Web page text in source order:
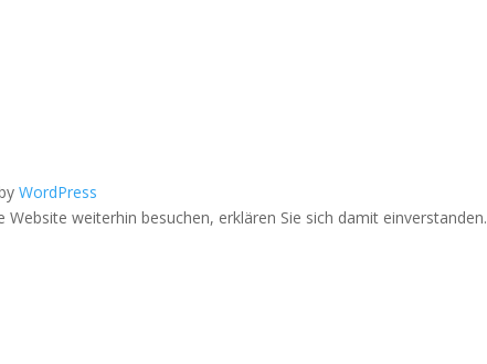
WordPress
weiterhin besuchen, erklären Sie sich damit einverstanden.